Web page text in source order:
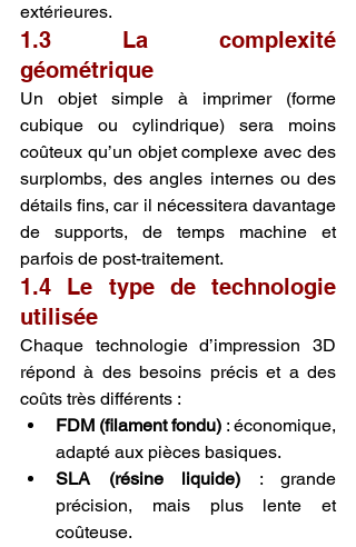
extérieures.
1.3 La complexité
géométrique
Un objet simple à imprimer (forme
cubique ou cylindrique) sera moins
coûteux qu’un objet complexe avec des
surplombs, des angles internes ou des
détails fins, car il nécessitera davantage
de supports, de temps machine et
parfois de post-traitement.
1.4 Le type de technologie
utilisée
Chaque technologie d’impression 3D
répond à des besoins précis et a des
coûts très différents :
FDM (filament fondu) : économique,
adapté aux pièces basiques.
SLA (résine liquide) : grande
précision, mais plus lente et
coûteuse.